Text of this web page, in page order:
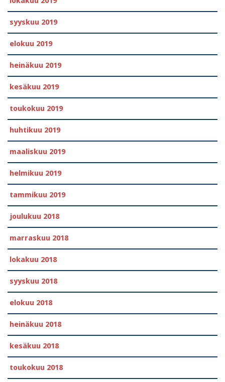
syyskuu 2019
elokuu 2019
heinäkuu 2019
kesäkuu 2019
toukokuu 2019
huhtikuu 2019
maaliskuu 2019
helmikuu 2019
tammikuu 2019
joulukuu 2018
marraskuu 2018
lokakuu 2018
syyskuu 2018
elokuu 2018
heinäkuu 2018
kesäkuu 2018
toukokuu 2018